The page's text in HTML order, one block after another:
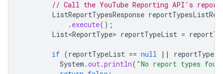
// Call the YouTube Reporting API's
ListReportTypesResponse
. execute();
List<ReportType> reportTypeList =
if (reportTypeList == null ||
System .out.println( "No report types